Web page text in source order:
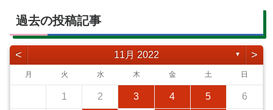
過去の投稿記事
< 11月 2022 ▼ >
月 火 水 木 金 土 日
1 2 3 4 5 6